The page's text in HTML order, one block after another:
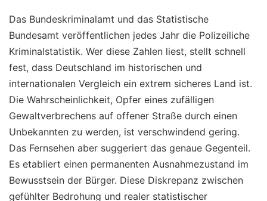
Das Bundeskriminalamt und das Statistische
Bundesamt veröffentlichen jedes Jahr die Polizeiliche
Kriminalstatistik. Wer diese Zahlen liest, stellt schnell
fest, dass Deutschland im historischen und
internationalen Vergleich ein extrem sicheres Land ist.
Die Wahrscheinlichkeit, Opfer eines zufälligen
Gewaltverbrechens auf offener Straße durch einen
Unbekannten zu werden, ist verschwindend gering.
Das Fernsehen aber suggeriert das genaue Gegenteil.
Es etabliert einen permanenten Ausnahmezustand im
Bewusstsein der Bürger. Diese Diskrepanz zwischen
gefühlter Bedrohung und realer statistischer